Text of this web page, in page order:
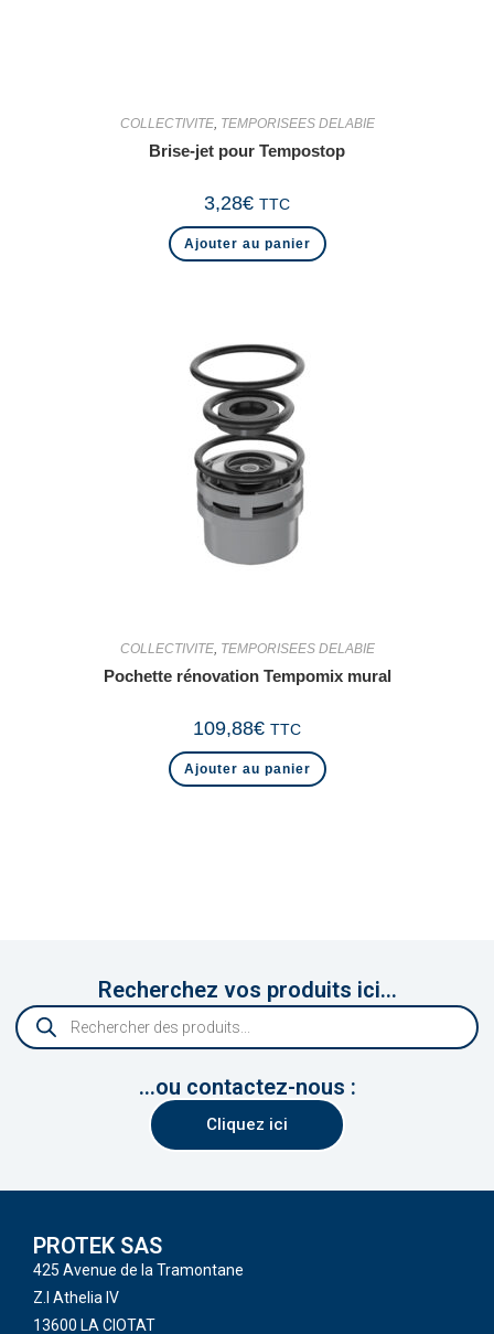
COLLECTIVITE, TEMPORISEES DELABIE
Brise-jet pour Tempostop
3,28€ TTC
Ajouter au panier
COLLECTIVITE, TEMPORISEES DELABIE
Pochette rénovation Tempomix mural
109,88€ TTC
Ajouter au panier
Recherchez vos produits ici...
...ou contactez-nous :
Cliquez ici
PROTEK SAS
425 Avenue de la Tramontane
Z.I Athelia IV
13600 LA CIOTAT